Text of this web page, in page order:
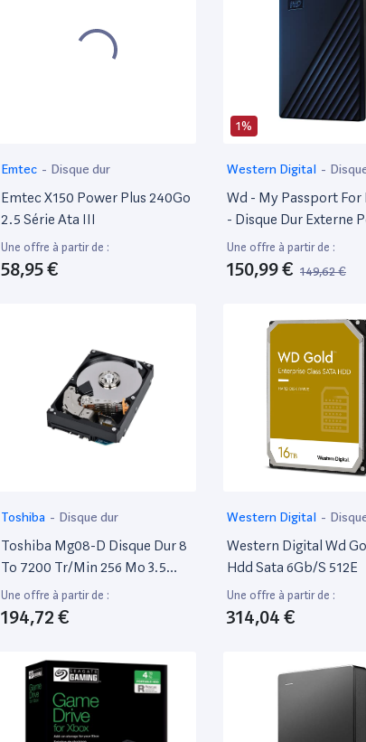
Emtec - Disque dur
Emtec X150 Power Plus 240Go
2.5 Série Ata III
Une offre à partir de :
58,95 €
1%
Western Digital -
Wd - My Passport For
- Disque Dur Externe
Pour Mac Avec
Mot De Passe,
Time Machine
Une offre à partir de :
150,99 € 149,62 €
Toshiba - Disque dur
Toshiba Mg08-D Disque Dur 8
To 7200 Tr/Min 256 Mo 3.5
Série Ata III - Excellent État
Une offre à partir de :
194,72 €
Western Digital -
Western Digital Wd
Hdd Sata 6Gb/S 512E
Une offre à partir de :
314,04 €